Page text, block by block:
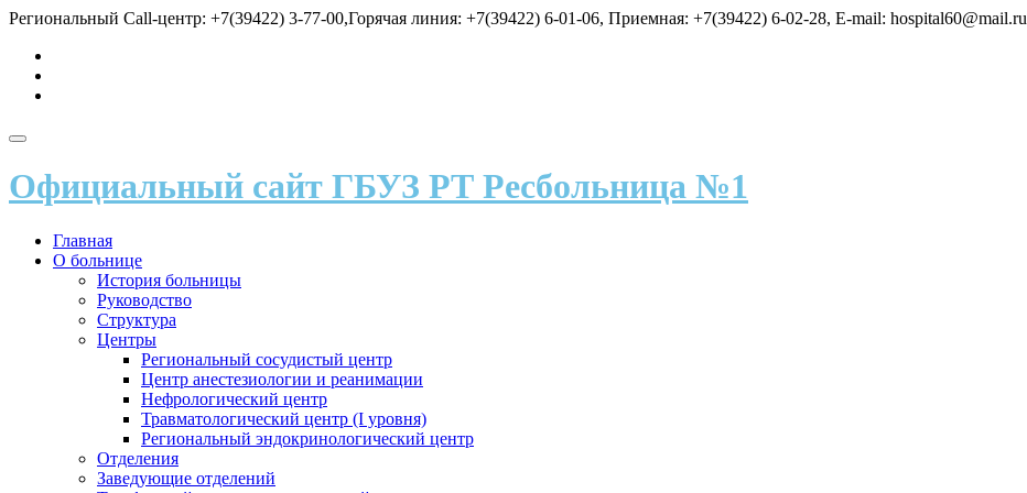
Перейти
содержимому
Региональный Call-центр: +7(39422) 3-77-00,Горячая линия: +7(39422) 6-01-06, Приемная: +7(39422) 6-02-28, E-mail: hospital60@mail.ru
Показать/
навигацию
Официальный сайт ГБУЗ РТ Ресбольница №1
Главная
О больнице
История больницы
Руководство
Структура
Центры
Региональный сосудистый центр
Центр анестезиологии и реанимации
Нефрологический центр
Травматологический центр (I уровня)
Региональный эндокринологический центр
Отделения
Заведующие отделений